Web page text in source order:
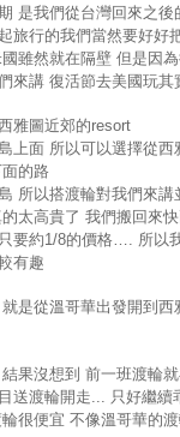
是我們從台灣回來之後
旅行的我們當然要好好
雖然就在隔壁 但是因
來講 復活節去美國玩
雅圖近郊的resort
上面 所以可以選擇從
的路
所以搭渡輪對我們來講
太高貴了 我們搬回來
要約1/8的價格…. 所以
有趣
就是從溫哥華出發開到西
結果沒想到 前一班渡輪
送渡輪開走... 只好繼續
很便宜 不像溫哥華的